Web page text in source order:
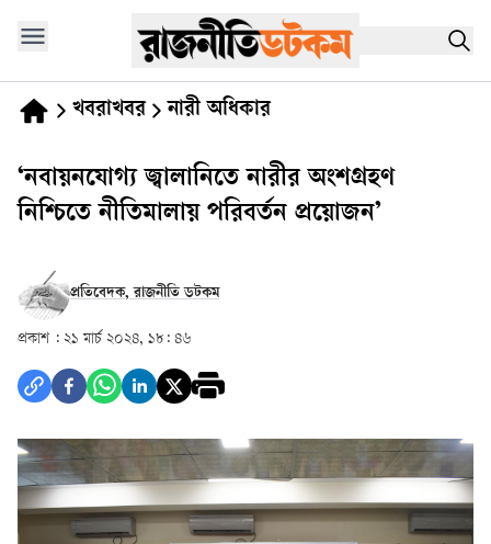
খবরাখবর নারী অধিকার
‘নবায়নযোগ্য জ্বালানিতে নারীর অংশগ্রহণ
নিশ্চিতে নীতিমালায় পরিবর্তন প্রয়োজন’
প্রতিবেদক, রাজনীতি ডটকম
প্রকাশ : ২১ মার্চ ২০২৪, ১৮: ৪৬